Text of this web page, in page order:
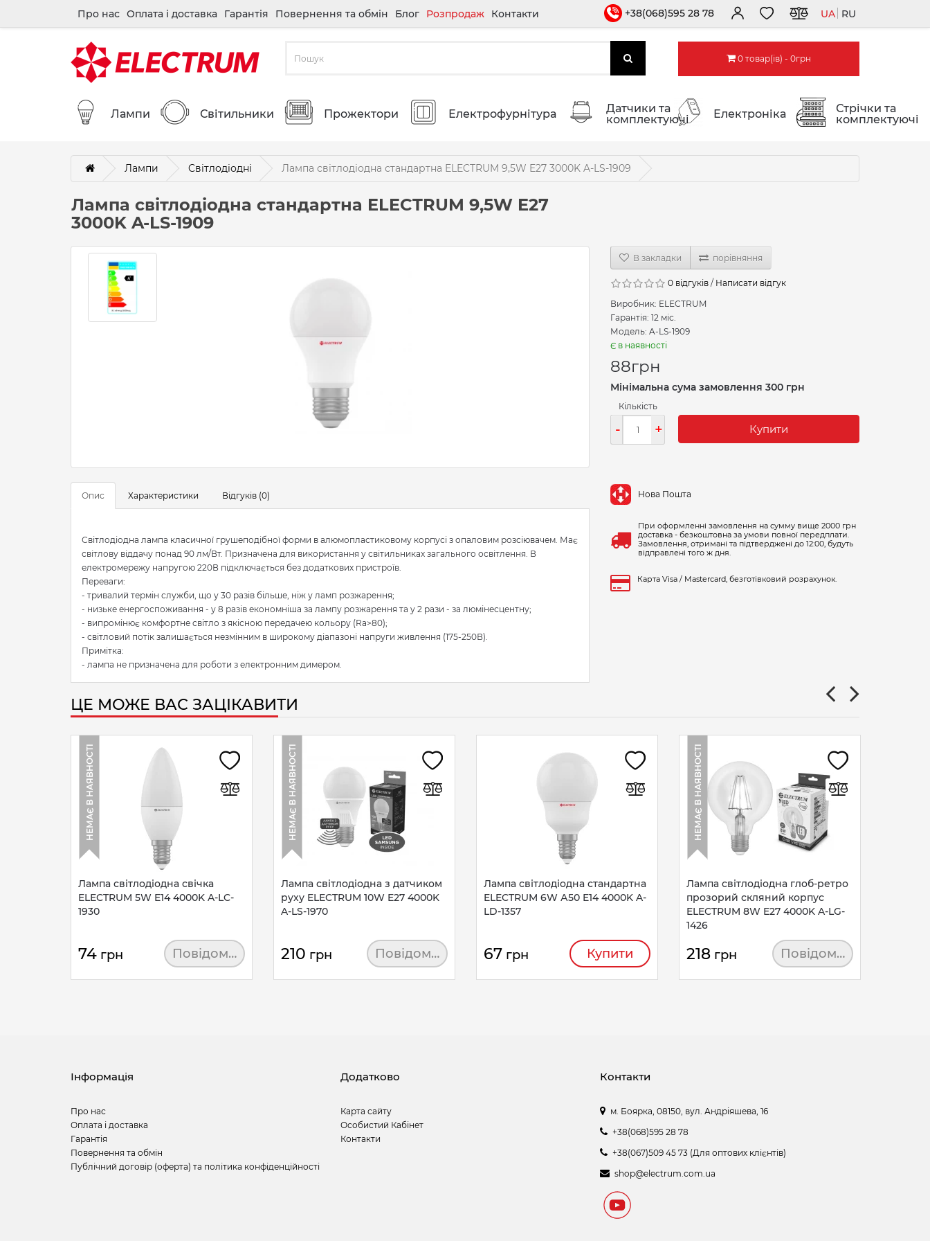
Про нас Оплата і доставка Гарантія Повернення та обмін Блог Розпродаж Контакти +38(068)595 28 78 UA RU
0 товар(ів) - 0грн
Лампи Світильники Прожектори Електрофурнітура
Датчики та
комплектуючі
Електроніка
Стрічки та
комплектуючі
Лампи Cвітлодіодні Лампа світлодіодна стандартна ELECTRUM 9,5W E27 3000K A-LS-1909
Лампа світлодіодна стандартна ELECTRUM 9,5W E27
3000K A-LS-1909
Опис Характеристики Відгуків (0)
Світлодіодна лампа класичної грушеподібної форми в алюмопластиковому корпусі з опаловим розсіювачем. Має
світлову віддачу понад 90 лм/Вт. Призначена для використання у світильниках загального освітлення. В
електромережу напругою 220В підключається без додаткових пристроїв.
Переваги:
- тривалий термін служби, що у 30 разів більше, ніж у ламп розжарення;
- низьке енергоспоживання - у 8 разів економніша за лампу розжарення та у 2 рази - за люмінесцентну;
- випромінює комфортне світло з якісною передачею кольору (Ra>80);
- світловий потік залишається незмінним в широкому діапазоні напруги живлення (175-250В).
Примітка:
- лампа не призначена для роботи з електронним димером.
В закладки порівняння
0 відгуків / Написати відгук
Виробник: ELECTRUM
Гарантія: 12 міс.
Модель: A-LS-1909
Є в наявності
88грн
Мінімальна сума замовлення 300 грн
Кількість
- + Купити
Нова Пошта
При оформленні замовлення на сумму вище 2000 грн
доставка - безкоштовна за умови повної передплати.
Замовлення, отримані та підтверджені до 12:00, будуть
відправлені того ж дня.
Карта Visa / Mastercard, безготівковий розрахунок.
ЦЕ МОЖЕ ВАС ЗАЦІКАВИТИ
Лампа світлодіодна свічка
ELECTRUM 5W E14 4000K A-LC-
1930
74 грн Повідомити
НЕМАЄ В НАЯВНОСТІ
Лампа світлодіодна з датчиком
руху ELECTRUM 10W E27 4000K
A-LS-1970
210 грн Повідомити
НЕМАЄ В НАЯВНОСТІ
Лампа світлодіодна стандартна
ELECTRUM 6W А50 E14 4000K A-
LD-1357
67 грн Купити
Лампа світлодіодна глоб-ретро
прозорий скляний корпус
ELECTRUM 8W E27 4000K A-LG-
1426
218 грн Повідомити
НЕМАЄ В НАЯВНОСТІ
Інформація
Про нас
Оплата і доставка
Гарантія
Повернення та обмін
Публічний договір (оферта) та політика конфіденційності
Додатково
Карта сайту
Особистий Кабінет
Контакти
Контакти
м. Боярка, 08150, вул. Андріяшева, 16
+38(068)595 28 78
+38(067)509 45 73 (Для оптових клієнтів)
shop@electrum.com.ua